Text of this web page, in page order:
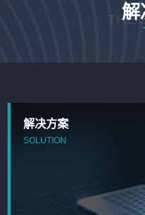
解
THE
解决方案
SOLUTION